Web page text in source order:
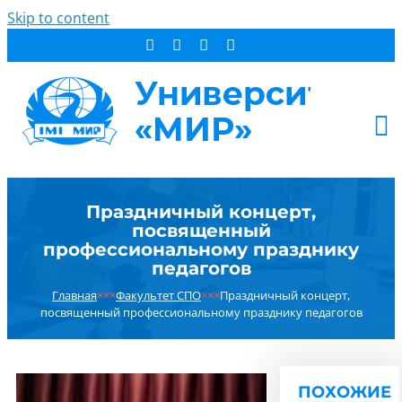
Skip to content
ДОПОБРАЗОВАНИЕ
НОВОСТИ
РЕЗУЛЬТАТ ПОИСКА:
Праздничный концерт,
посвященный
профессиональному празднику
педагогов
Главная×××Факультет СПО×××Праздничный концерт,
посвященный профессиональному празднику педагогов
ПОХОЖИЕ